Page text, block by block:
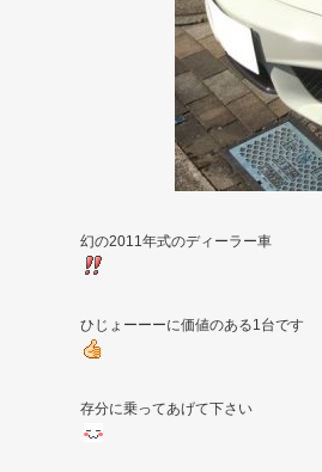
幻の2011年式のディーラー車
ひじょーーーに価値のある1台です
存分に乗ってあげて下さい